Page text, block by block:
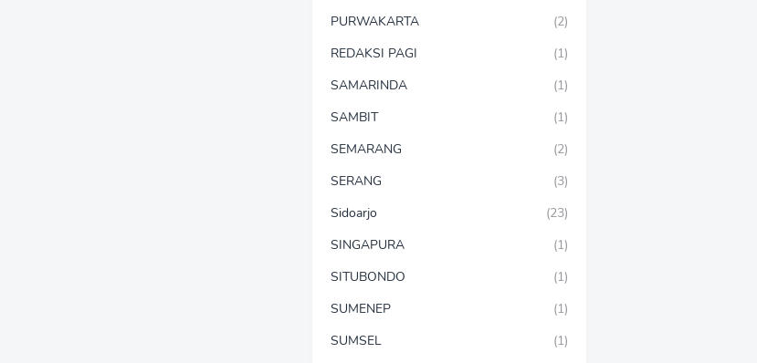
PURWAKARTA
(2)
REDAKSI PAGI
(1)
SAMARINDA
(1)
SAMBIT
(1)
SEMARANG
(2)
SERANG
(3)
Sidoarjo
(23)
SINGAPURA
(1)
SITUBONDO
(1)
SUMENEP
(1)
SUMSEL
(1)